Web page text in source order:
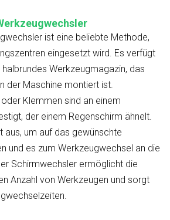
ist eine beliebte Methode,
eingesetzt wird. Es verfügt
Werkzeugmagazin, das
der Maschine montiert ist.
Klemmen sind an einem
der einem Regenschirm ähnelt.
aus, um auf das gewünschte
und es zum Werkzeugwechsel an die
Schirmwechsler ermöglicht die
Anzahl von Werkzeugen und sorgt